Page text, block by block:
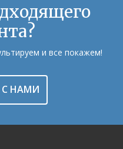
и все покажем!
С НАМИ